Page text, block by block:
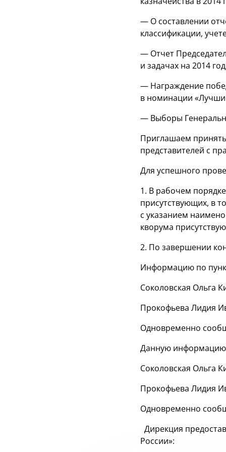
— О составлении
классификации,
— Отчет
и задачах на 2014
— Награждение
в номинации
— Выборы
Приглашаем
представителей с
Для успешного
1. В рабочем
присутствующих, в
с указанием
кворума
2. По завершении
Информацию по
Соколовская Ольга
Прокофьева Лидия
Одновременно
Данную информацию
Соколовская Ольга
Прокофьева Лидия
Одновременно
Дирекция
России»: